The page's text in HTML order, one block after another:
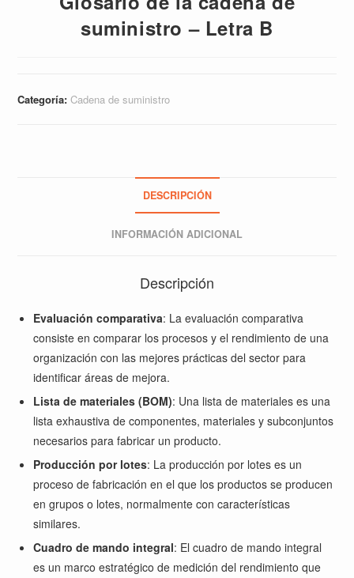
suministro – Letra B
Categoría:Cadena de suministro
DESCRIPCIÓN
INFORMACIÓN ADICIONAL
Descripción
Evaluación comparativa: La evaluación comparativa
consiste en comparar los procesos y el rendimiento de una
organización con las mejores prácticas del sector para
identificar áreas de mejora.
Lista de materiales (BOM): Una lista de materiales es una
lista exhaustiva de componentes, materiales y subconjuntos
necesarios para fabricar un producto.
Producción por lotes: La producción por lotes es un
proceso de fabricación en el que los productos se producen
en grupos o lotes, normalmente con características
similares.
Cuadro de mando integral: El cuadro de mando integral
es un marco estratégico de medición del rendimiento que